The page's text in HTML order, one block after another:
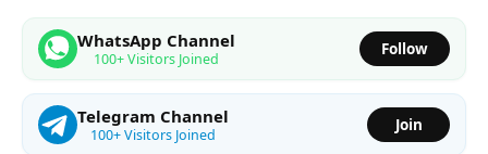
WhatsApp Channel
100+ Visitors Joined
Follow
Telegram Channel
100+ Visitors Joined
Join